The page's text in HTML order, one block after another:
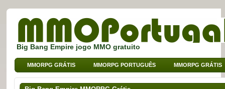
Big Bang Empire jogo MMO gratuito
MMORPG GRÁTIS MMORPG PORTUGUÊS MMORPG GRÁTIS
MMO DE BROWSER MMO PARA CRIANÇAS MMO DE SPORT